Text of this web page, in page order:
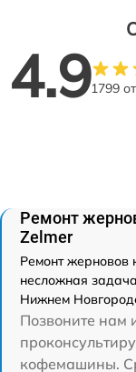
4.91799
Ремонт
Zelmer
Ремонт
несложная
Нижнем
Позвоните нам
кофемашины.